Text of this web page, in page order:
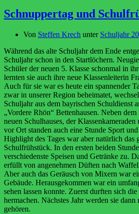
Schnuppertag und
Von Steffen Krech unter Schuljahr
Während das alte Schuljahr dem Ende
Schuljahr schon in den Startlöchern.
Schüler der neuen 5. Klasse schonmal in
lernten sie auch ihre neue Klassenleiterin
Auch für sie war es heute ein spannender
zwar in unserer Region beheimatet,
Schuljahr aus dem bayrischen Schuldienst
„Vordere Rhön“ Bettenhausen. Neben
neuen Schulhauses, der
vor Ort standen auch eine Stunde Sport
Highlight des Tages war aber natürlich das
Schulfrühstück. In den ersten beiden
verschiedenste Speisen und Getränke zu.
erfüllt von angenehmen Düften nach
Aber auch das Geräusch von Mixern war
Gebäude. Herausgekommen war ein
sehen lassen konnte. Zuerst durften sich die
hermachen. Nächstes Jahr werden sie dann
gehören.